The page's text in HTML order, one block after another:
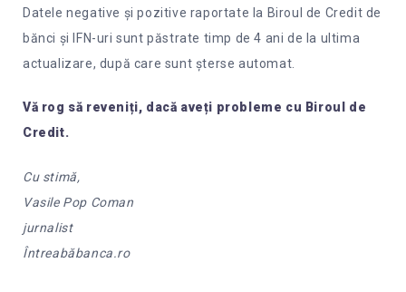
Datele negative și pozitive raportate la Biroul de Credit de
bănci și IFN-uri sunt păstrate timp de 4 ani de la ultima
actualizare, după care sunt șterse automat.
Vă rog să reveniți, dacă aveți probleme cu Biroul de
Credit.
Cu stimă,
Vasile Pop Coman
jurnalist
Întreabăbanca.ro